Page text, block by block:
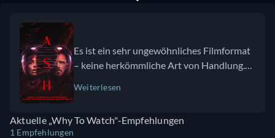
entscheidenden Schub gab. Diese führte zu Rollen in Blockbustern wie
„Alita: Battle Angel”, „Hobbs & Shaw” und „Godzilla vs. Kong”. Kürzlich
war González mit Aaron Paul in dem eindringlichen Sci-Fi-Thriller „Ash”
zu sehen, bei dem Flying Lotus Regie führte.
Es ist ein sehr ungewöhnliches Filmformat
– keine herkömmliche Art von Handlung.
emotionale Orte zu begeben, an denen
vielschichtig und innerlich zerrissen
Weiterlesen
Aktuelle „Why To Watch"-Empfehlungen
1 Empfehlungen